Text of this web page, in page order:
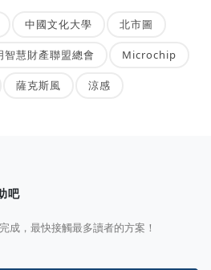
中國文化大學 北市圖
智慧財產聯盟總會 Microchip
薩克斯風 涼感
吧
成，最快接觸最多讀者的方案！